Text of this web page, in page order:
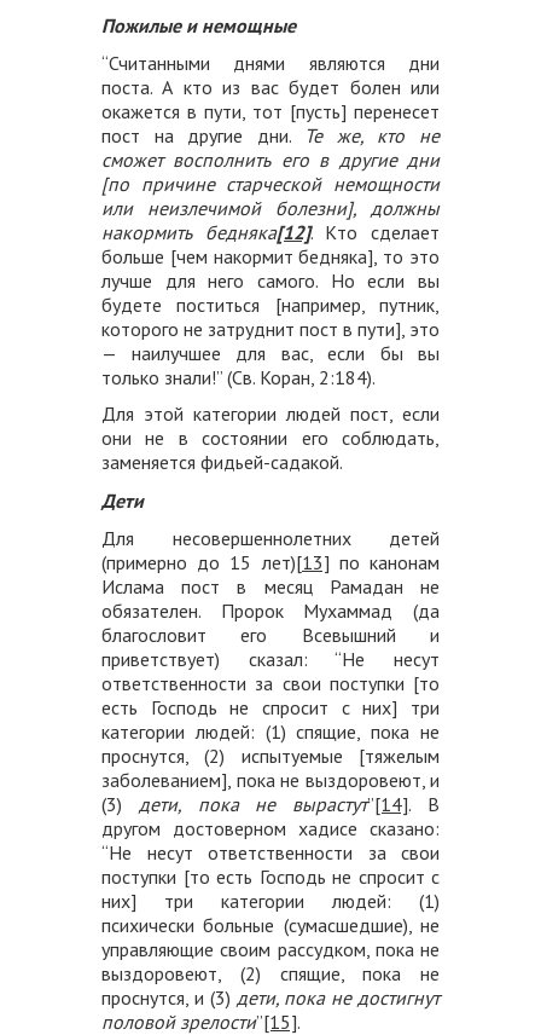
Пожилые и немощные
“Считанными днями являются дни
поста. А кто из вас будет болен или
окажется в пути, тот [пусть] перенесет
пост на другие дни.
Те же, кто не
сможет восполнить его в другие дни
[по причине старческой немощности
или неизлечимой болезни], должны
накормить бедняка[12]. Кто сделает
больше [чем накормит бедняка], то это
лучше для него самого. Но если вы
будете поститься [например, путник,
которого не затруднит пост в пути], это
— наилучшее для вас, если бы вы
только знали!” (Св. Коран, 2:184).
Для этой категории людей пост, если
они не в состоянии его соблюдать,
заменяется фидьей-садакой.
Дети
Для несовершеннолетних детей
(примерно до 15 лет)[13] по канонам
Ислама пост в месяц Рамадан не
обязателен. Пророк Мухаммад (да
благословит его Всевышний и
приветствует) сказал: “Не несут
ответственности за свои поступки [то
есть Господь не спросит с них] три
категории людей: (1) спящие, пока не
проснутся, (2) испытуемые [тяжелым
заболеванием], пока не выздоровеют, и
(3) дети, пока не вырастут”[14]. В
другом достоверном хадисе сказано:
“Не несут ответственности за свои
поступки [то есть Господь не спросит с
них] три категории людей: (1)
психически больные (сумасшедшие), не
управляющие своим рассудком, пока не
выздоровеют, (2) спящие, пока не
проснутся, и (3) дети, пока не достигнут
половой зрелости”[15].